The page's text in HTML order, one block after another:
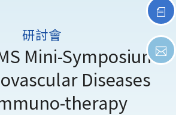
研討會
Mini-Symposium
Diseases
therapy